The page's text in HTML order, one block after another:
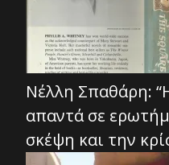
Νέλλη Σπαθάρη:
απαντά σε
σκέψη και την